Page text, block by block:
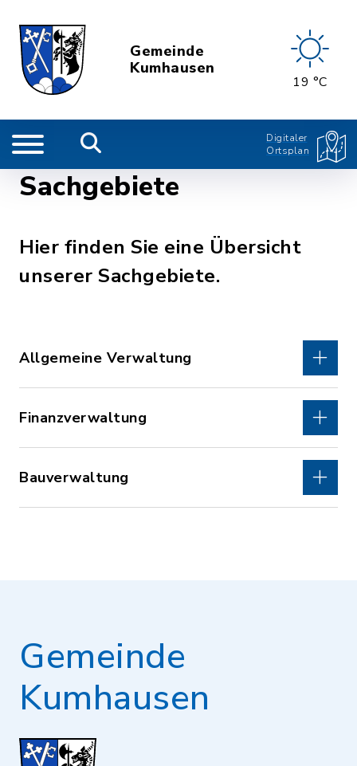
Gemeinde
Kumhausen
19 °C
Digitaler
Ortsplan
Sachgebiete
Hier finden Sie eine Übersicht
unserer Sachgebiete.
Allgemeine Verwaltung
Finanzverwaltung
Bauverwaltung
Gemeinde
Kumhausen